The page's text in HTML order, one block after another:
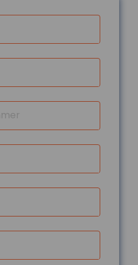
plant eine Reform
Der
gestiegen
sind im
2025/26 im Schnitt um
In vi...
als